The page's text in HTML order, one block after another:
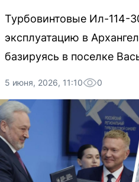
Турбовинтовые Ил-114-
эксплуатацию в
базируясь в поселке
5 июня, 2026, 11:10 0